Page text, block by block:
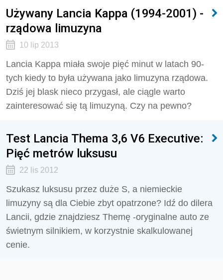
Używany Lancia Kappa (1994-2001) -
rządowa limuzyna
10 lip 2013
Lancia Kappa miała swoje pięć minut w latach 90-
tych kiedy to była używana jako limuzyna rządowa.
Dziś jej blask nieco przygasł, ale ciągle warto
zainteresować się tą limuzyną. Czy na pewno?
Test Lancia Thema 3,6 V6 Executive:
Pięć metrów luksusu
22 lis 2012
Szukasz luksusu przez duże S, a niemieckie
limuzyny są dla Ciebie zbyt opatrzone? Idź do dilera
Lancii, gdzie znajdziesz Themę -oryginalne auto ze
świetnym silnikiem, w korzystnie skalkulowanej
cenie.